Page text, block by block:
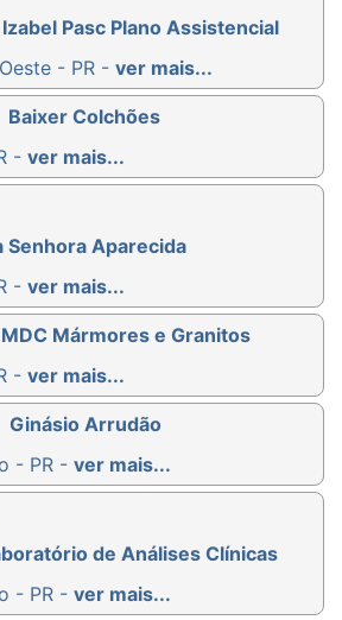
Pasc Plano Assistencial
- PR - ver mais...
Baixer Colchões
- ver mais...
Senhora Aparecida
- ver mais...
MDC Mármores e Granitos
- ver mais...
Ginásio Arrudão
- PR - ver mais...
de Análises Clínicas
- PR - ver mais...